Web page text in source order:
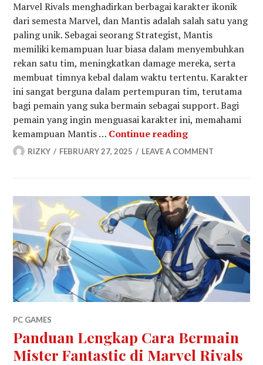
Marvel Rivals menghadirkan berbagai karakter ikonik
dari semesta Marvel, dan Mantis adalah salah satu yang
paling unik. Sebagai seorang Strategist, Mantis
memiliki kemampuan luar biasa dalam menyembuhkan
rekan satu tim, meningkatkan damage mereka, serta
membuat timnya kebal dalam waktu tertentu. Karakter
ini sangat berguna dalam pertempuran tim, terutama
bagi pemain yang suka bermain sebagai support. Bagi
pemain yang ingin menguasai karakter ini, memahami
kemampuan Mantis … Continue readingPanduan
RIZKY FEBRUARY 27, 2025 LEAVE A COMMENT
PC GAMES
Panduan Lengkap Cara Bermain
Mister Fantastic di Marvel Rivals